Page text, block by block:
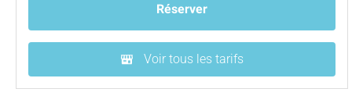
Réserver
Voir tous les tarifs